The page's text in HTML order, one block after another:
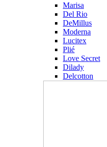
Marisa
Del Rio
DeMillus
Moderna
Lucitex
Plié
Love Secret
Dilady
Delcotton